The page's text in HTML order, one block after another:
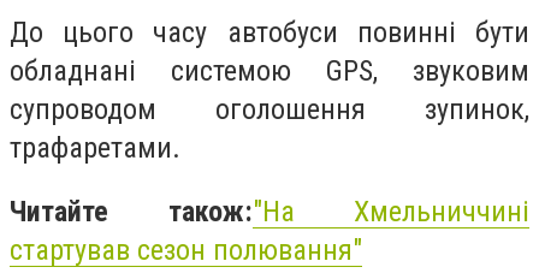
До цього часу автобуси повинні бути
обладнані системою GPS, звуковим
супроводом оголошення зупинок,
трафаретами.
Читайте також:"На Хмельниччині
стартував сезон полювання"